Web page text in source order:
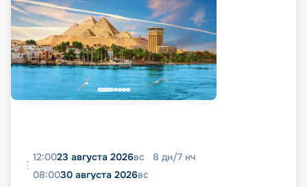
12:0023 августа 2026вс 8 дн/7 нч
08:0030 августа 2026вс